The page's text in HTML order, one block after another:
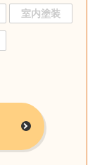
室内塗装